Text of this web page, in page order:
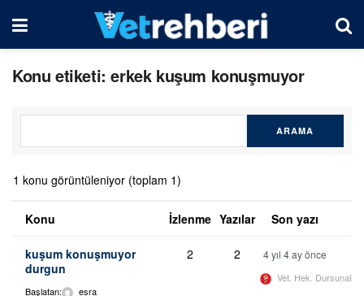
Konu etiketi: erkek kuşum konuşmuyor
1 konu görüntüleniyor (toplam 1)
Konu İzlenme Yazılar Son yazı
kuşum konuşmuyor
durgun
Başlatan:
esra
2 2 4 yıl 4 ay önce
Vet. Hek. Dursunali